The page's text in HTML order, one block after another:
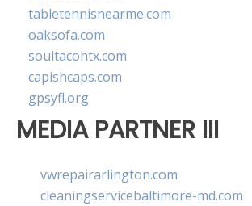
tabletennisnearme.com
oaksofa.com
soultacohtx.com
capishcaps.com
gpsyfl.org
MEDIA PARTNER III
vwrepairarlington.com
cleaningservicebaltimore-md.com